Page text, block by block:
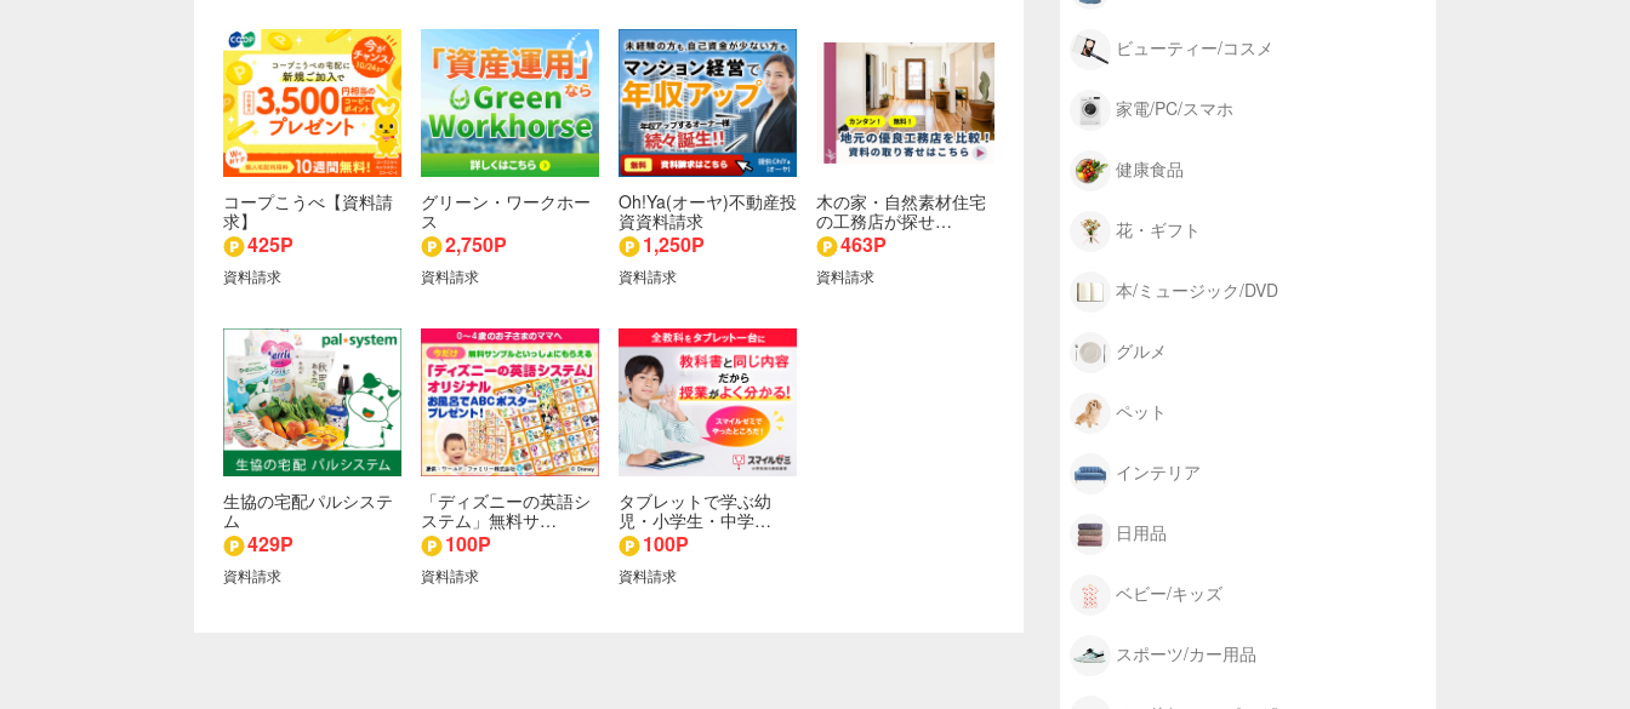
コープこうべ【資料請
求】
425P
資料請求
グリーン・ワークホー
ス
2,750P
資料請求
Oh!Ya(オーヤ)不動産投
資資料請求
1,250P
資料請求
木の家・自然素材住宅
の工務店が探せ…
463P
資料請求
生協の宅配パルシステ
ム
429P
資料請求
「ディズニーの英語シ
ステム」無料サ…
100P
資料請求
タブレットで学ぶ幼
児・小学生・中学…
100P
資料請求
ビューティー/コスメ
家電/PC/スマホ
健康食品
花・ギフト
本/ミュージック/DVD
グルメ
ペット
インテリア
日用品
ベビー/キッズ
スポーツ/カー用品